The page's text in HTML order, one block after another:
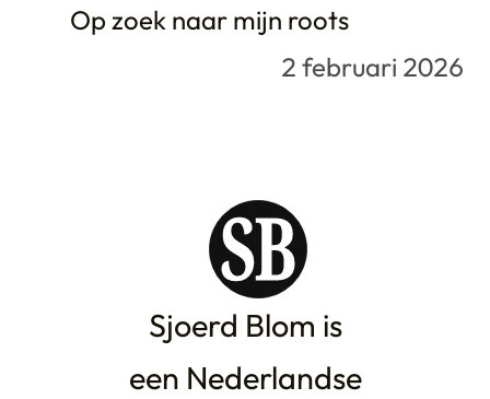
Op zoek naar mijn roots
2 februari 2026
Sjoerd Blom is
een Nederlandse